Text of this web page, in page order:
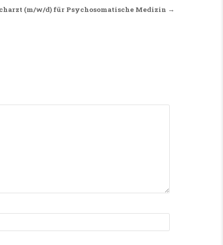
(m/w/d) für Psychosomatische Medizin →